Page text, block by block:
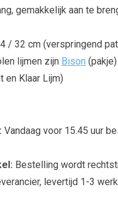
gemakkelijk aan te
/ 32 cm (verspringend
lijmen zijn Bison
en Klaar Lijm)
Vandaag voor 15.45 uur
Bestelling wordt
levertijd 1-3